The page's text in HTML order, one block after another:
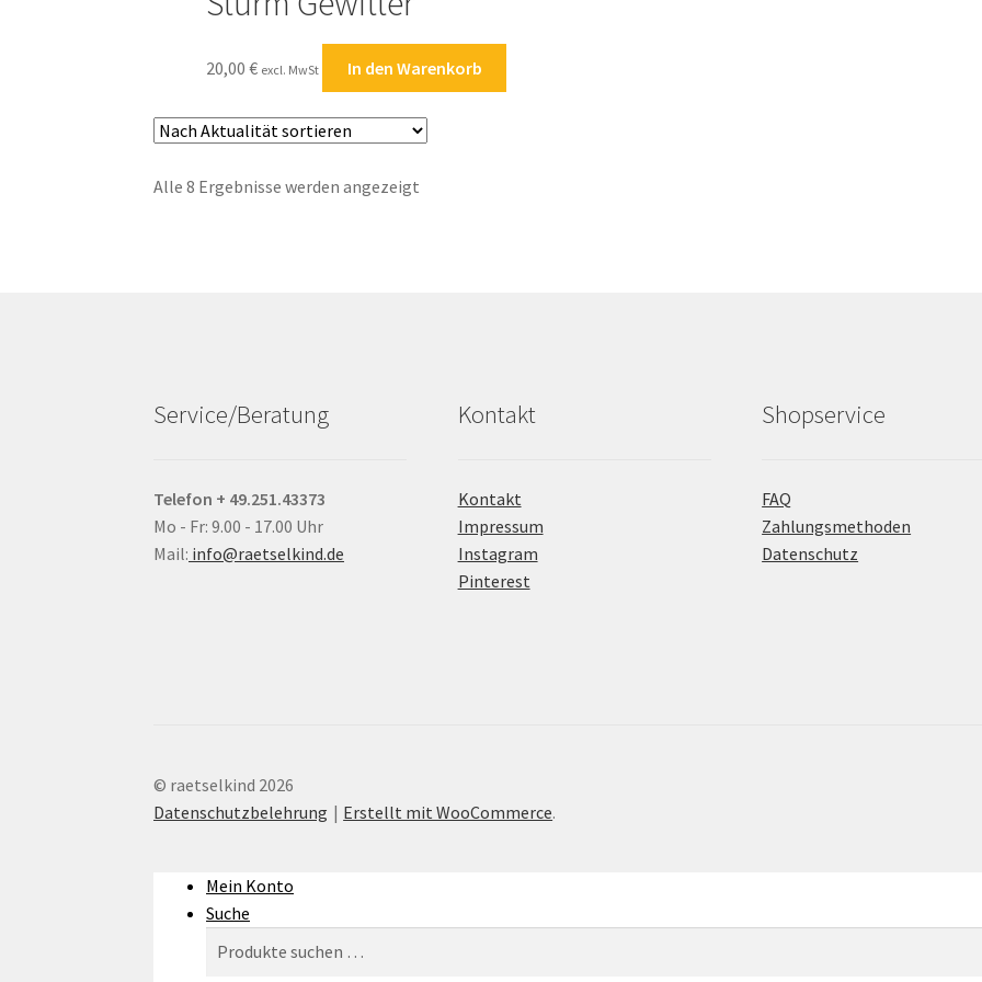
20,00€ excl. MwSt In den Warenkorb
Alle 8 Ergebnisse werden angezeigt
Service/Beratung
Telefon + 49.251.43373
Mo - Fr: 9.00 - 17.00 Uhr
Mail: info@raetselkind.de
Kontakt
Kontakt
Impressum
Instagram
Pinterest
Shopservice
FAQ
Zahlungsmethoden
Datenschutz
© raetselkind 2026
Datenschutzbelehrung
Erstellt mit WooCommerce.
Mein Konto
Suche